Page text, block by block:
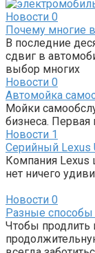
Новости 0
Почему многие
В последние
сдвиг в
выбор многих
Новости 0
Автомойка
Мойки
бизнеса. Первая
Новости 1
Серийный Lexus
Компания Lexus
нет ничего
Новости 0
Разные способы
Чтобы продлить